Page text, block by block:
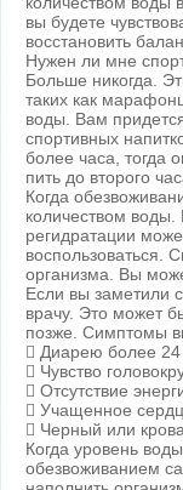
вы будете
восстановить
Нужен ли мне
Больше никогда.
таких как
воды. Вам
спортивных
более часа, тогда
пить до второго
Когда
количеством воды.
регидратации
воспользоваться.
организма. Вы
Если вы заметили
врачу. Это может
позже. Симптомы
 Диарею более 24
 Чувство
 Отсутствие
 Учащенное
 Черный или
Когда уровень
обезвоживанием